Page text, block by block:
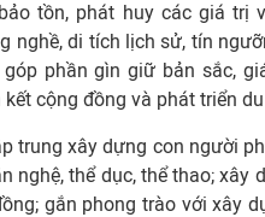
tồn, phát huy các giá trị
nghề, di tích lịch sử, tín
phần gìn giữ bản sắc,
cộng đồng và phát triển
trung xây dựng con người
nghệ, thể dục, thể thao;
gắn phong trào với xây